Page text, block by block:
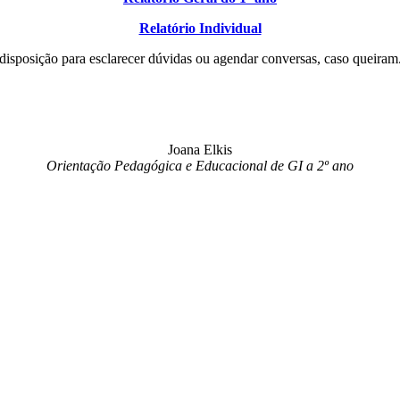
Relatório Individual
para esclarecer dúvidas ou agendar conversas, caso
Joana Elkis
Orientação Pedagógica e Educacional de GI a 2º ano